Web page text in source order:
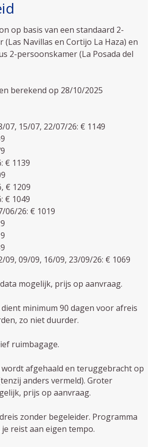
op basis van een standaard 2-
(Las Navillas en Cortijo La Haza) en
2-persoonskamer (La Posada del
berekend op 28/10/2025
07, 15/07, 22/07/26: € 1149
€ 1139
€ 1209
€ 1049
06/26: € 1019
09, 09/09, 16/09, 23/09/26: € 1069
mogelijk, prijs op aanvraag.
minimum 90 dagen voor afreis
zo niet duurder.
ruimbagage.
afgehaald en teruggebracht op
anders vermeld). Groter
prijs op aanvraag.
zonder begeleider. Programma
reist aan eigen tempo.